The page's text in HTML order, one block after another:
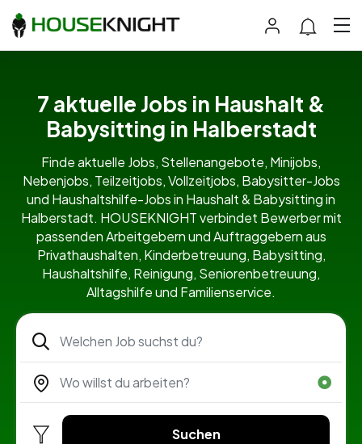
7 aktuelle Jobs in Haushalt &
Babysitting in Halberstadt
Finde aktuelle Jobs, Stellenangebote, Minijobs,
Nebenjobs, Teilzeitjobs, Vollzeitjobs, Babysitter-Jobs
und Haushaltshilfe-Jobs in Haushalt & Babysitting in
Halberstadt. HOUSEKNIGHT verbindet Bewerber mit
passenden Arbeitgebern und Auftraggebern aus
Privathaushalten, Kinderbetreuung, Babysitting,
Haushaltshilfe, Reinigung, Seniorenbetreuung,
Alltagshilfe und Familienservice.
Suchen